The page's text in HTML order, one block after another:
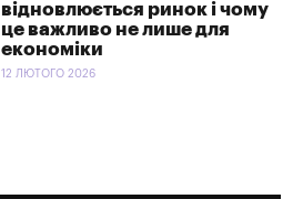
відновлюється ринок і чому
це важливо не лише для
економіки
12 ЛЮТОГО 2026